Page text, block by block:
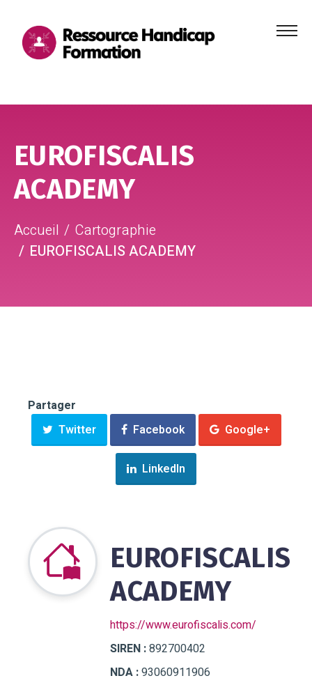
Menu
EUROFISCALIS
ACADEMY
Accueil
Cartographie
EUROFISCALIS ACADEMY
Partager
Twitter
Facebook Google+
LinkedIn
EUROFISCALIS
ACADEMY
https://www.eurofiscalis.com/
SIREN :892700402
NDA :93060911906